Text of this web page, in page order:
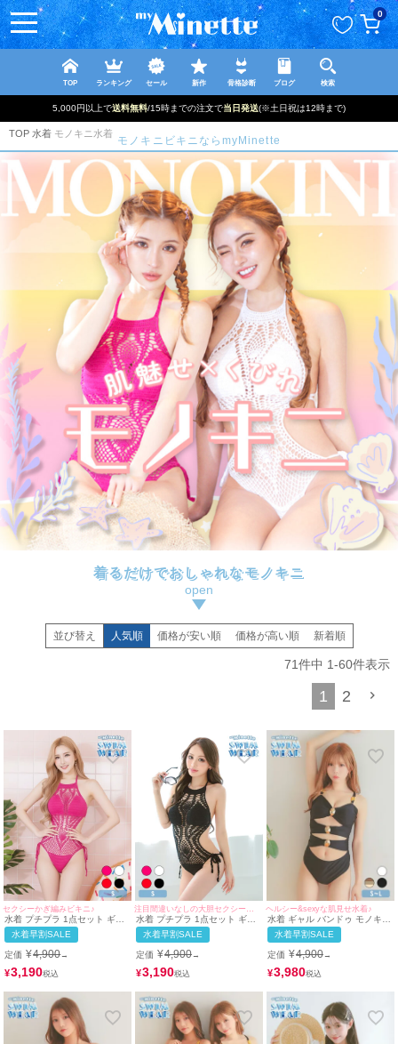
0
TOP ランキング セール 新作 骨格診断 ブログ 検索
5,000円以上で送料無料/15時までの注文で当日発送(※土日祝は12時まで)
TOP 水着 モノキニ水着
モノキニビキニならmyMinette
着るだけでおしゃれなモノキニ
並び替え 人気順 価格が安い順 価格が高い順 新着順
71件中 1-60件表示
1 2
セクシーかぎ編みビキニ♪
水着 プチプラ 1点セット ギャ
ル ホルターネック オールイン
ワン 編み上げ メッシュ ピンク
ビキニ (Sサイズ対応) |
myMinette/マイミネット
水着早割SALE
定価 ¥4,900→
¥3,190
水着 プチプラ 1点セット ギャ
ル ホルターネック オールイン
ワン 編み上げ メッシュ かぎ編
み くびれ 黒 ビキニ (みのり着
用/Sサイズ対応) | myMinette/
マイミネット
水着早割SALE
定価 ¥4,900→
¥3,190
ヘルシー&sexyな肌見せ水着♪
水着 ギャル バンドゥ モノキニ
シャーリング カットアウト ビ
キニ (ブラック/若林萌々着用)
水着早割SALE
定価 ¥4,900→
¥3,980
ペー
ジト
ップ